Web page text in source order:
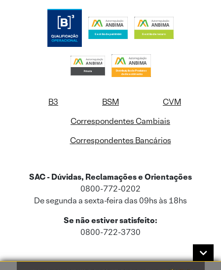
B3 BSM
CVM
Correspondentes Cambiais
Correspondentes Bancários
SAC - Dúvidas, Reclamações e Orientações
0800-772-0202
De segunda a sexta-feira das 09hs às 18hs
Se não estiver satisfeito:
0800-722-3730